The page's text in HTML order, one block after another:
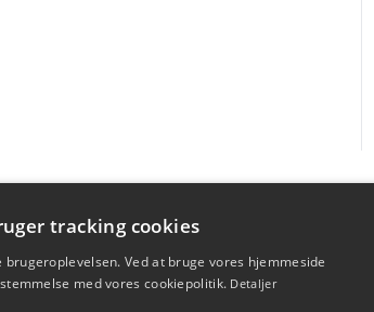
tracking cookies
Ved at bruge vores hjemmeside
med vores cookiepolitik. Detaljer